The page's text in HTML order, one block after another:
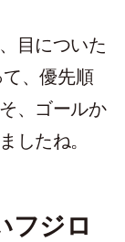
目についた
、優先順
、ゴールか
したね。
フジロ